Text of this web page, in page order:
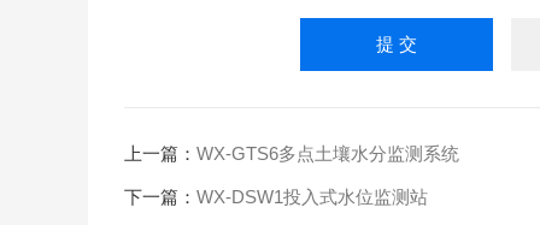
上一篇： WX-GTS6多点土壤水分监测系统
下一篇： WX-DSW1投入式水位监测站